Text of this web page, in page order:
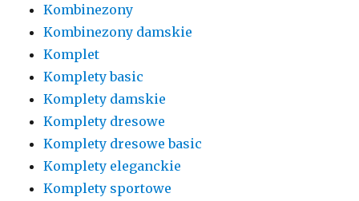
Kombinezony
Kombinezony damskie
Komplet
Komplety basic
Komplety damskie
Komplety dresowe
Komplety dresowe basic
Komplety eleganckie
Komplety sportowe